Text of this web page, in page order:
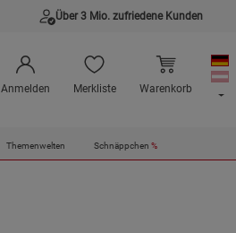
Über 3 Mio. zufriedene Kunden
Anmelden Merkliste Warenkorb
Themenwelten Schnäppchen %